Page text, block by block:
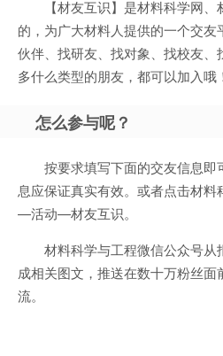
【材友互识】是材料科学网
的，为广大材料人提供的一个交
伙伴、找研友、找对象、找校友
多什么类型的朋友，都可以加入哦
怎么参与呢？
按要求填写下面的交友信息
息应保证真实有效。或者点击材
—活动—材友互识。
材料科学与工程微信公众号
成相关图文，推送在数十万粉丝
流。